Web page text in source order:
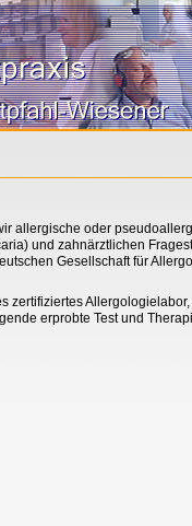
allergische oder
und zahnärztlichen
Gesellschaft für
zertifiziertes
erprobte Test und